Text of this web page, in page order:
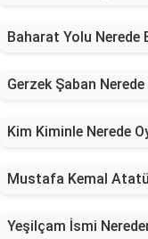
Baharat Yolu Nerede
Gerzek Şaban
Kim Kiminle Nerede
Mustafa Kemal
Yeşilçam İsmi